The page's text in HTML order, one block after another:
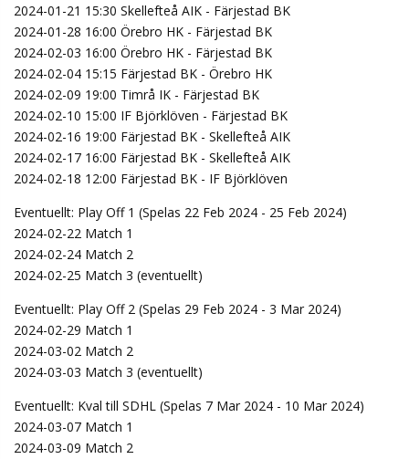
2024-01-21 15:30 Skellefteå AIK - Färjestad BK
2024-01-28 16:00 Örebro HK - Färjestad BK
2024-02-03 16:00 Örebro HK - Färjestad BK
2024-02-04 15:15 Färjestad BK - Örebro HK
2024-02-09 19:00 Timrå IK - Färjestad BK
2024-02-10 15:00 IF Björklöven - Färjestad BK
2024-02-16 19:00 Färjestad BK - Skellefteå AIK
2024-02-17 16:00 Färjestad BK - Skellefteå AIK
2024-02-18 12:00 Färjestad BK - IF Björklöven
Eventuellt: Play Off 1 (Spelas 22 Feb 2024 - 25 Feb 2024)
2024-02-22 Match 1
2024-02-24 Match 2
2024-02-25 Match 3 (eventuellt)
Eventuellt: Play Off 2 (Spelas 29 Feb 2024 - 3 Mar 2024)
2024-02-29 Match 1
2024-03-02 Match 2
2024-03-03 Match 3 (eventuellt)
Eventuellt: Kval till SDHL (Spelas 7 Mar 2024 - 10 Mar 2024)
2024-03-07 Match 1
2024-03-09 Match 2